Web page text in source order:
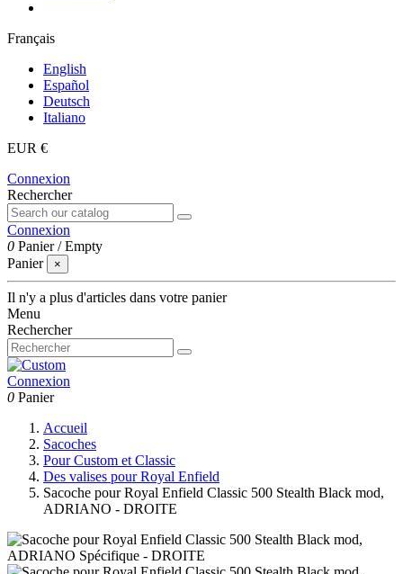
Français
English
Español
Deutsch
Italiano
EUR €
Connexion
Rechercher
Connexion
0 Panier /Empty
Panier
×
Il n'y a plus d'articles dans votre panier
Menu
Rechercher
Connexion
0 Panier
Accueil
Sacoches
Pour Custom et Classic
Des valises pour Royal Enfield
Sacoche pour Royal Enfield Classic 500 Stealth Black mod,
ADRIANO - DROITE